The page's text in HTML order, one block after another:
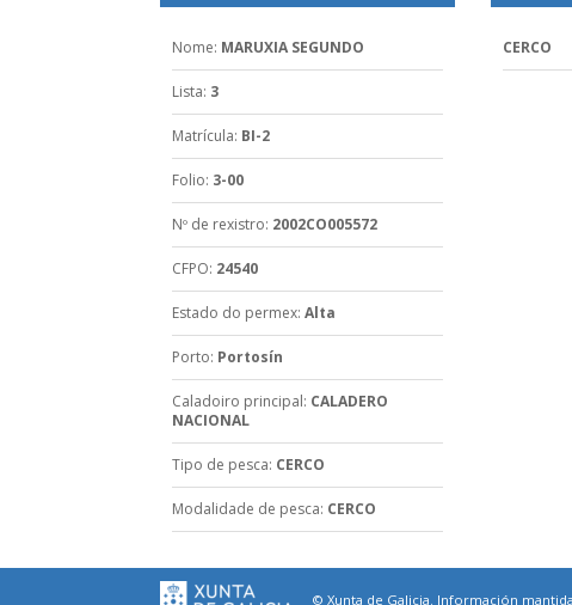
Nome: MARUXIA SEGUNDO
Lista: 3
Matrícula: BI-2
Folio: 3-00
Nº de rexistro: 2002CO005572
CFPO: 24540
Estado do permex:Alta
Porto: Portosín
Caladoiro principal: CALADERO
NACIONAL
Tipo de pesca: CERCO
Modalidade de pesca: CERCO
CERCO
© Xunta de Galicia. Información